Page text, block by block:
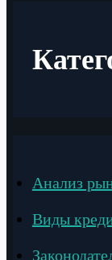
Анализ
Виды